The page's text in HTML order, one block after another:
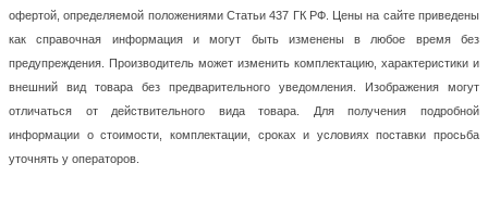
офертой, определяемой положениями Статьи 437 ГК РФ. Цены на сайте приведены
как справочная информация и могут быть изменены в любое время без
предупреждения. Производитель может изменить комплектацию, характеристики и
внешний вид товара без предварительного уведомления. Изображения могут
отличаться от действительного вида товара. Для получения подробной
информации о стоимости, комплектации, сроках и условиях поставки просьба
уточнять у операторов.